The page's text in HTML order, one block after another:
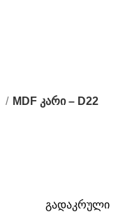
MDF კარი – D22
გადაკრული